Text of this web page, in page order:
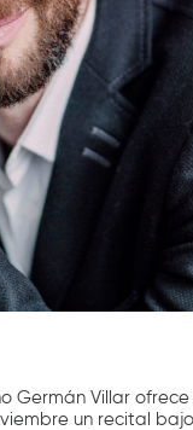
Germán Villar
un recital bajo